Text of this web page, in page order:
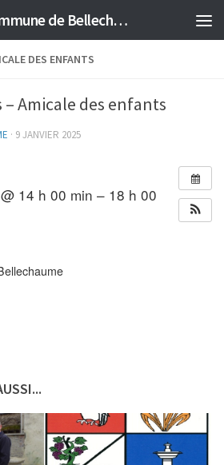
site officiel de la commune de Bellechaume
DES ENFANTS
Amicale des enfants
· 9 JANVIER 2025
14 h 00 min – 18 h 00